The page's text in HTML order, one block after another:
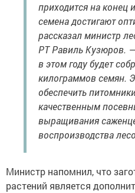
приходится на конец
семена достигают
рассказал министр
РТ Равиль Кузюров. —
в этом году будет
килограммов семян.
обеспечить
качественным
выращивания
воспроизводства
Министр напомнил, что
растений является